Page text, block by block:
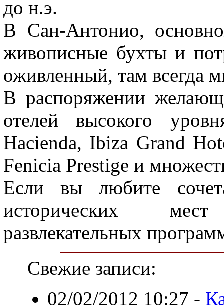
до н.э.
В Сан-Антонио,
живописные бухты и
оживленный, там всегда
В распоряжении
отелей высокого
Hacienda, Ibiza Grand
Fenicia Prestige и
Если вы любите
исторических
развлекательных
Свежие записи:
02/02/2012 10:27 -